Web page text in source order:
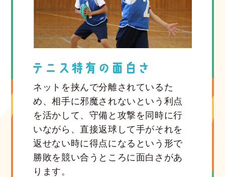
ネットを挟んで分離されているた
め、相手に邪魔されないという利点
を活かして、守備と攻撃を同時に行
いながら、直接返球して手がそれを
返せない時に得点になるという形で
勝敗を競い合うところに面白さがあ
ります。